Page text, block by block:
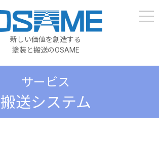
新しい価値を創造する
塗装と搬送のOSAME
サービス
搬送システム